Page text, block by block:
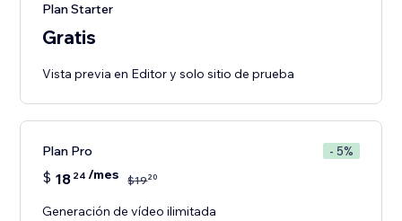
Plan Starter
Gratis
Vista previa en Editor y solo sitio de prueba
Plan Pro - 5%
$ 18 24 /mes $1920
Generación de vídeo ilimitada